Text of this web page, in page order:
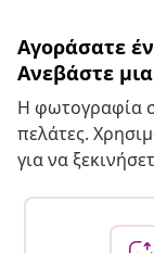
Αγοράσατε
Ανεβάστε
Η φωτογραφία
πελάτες.
για να